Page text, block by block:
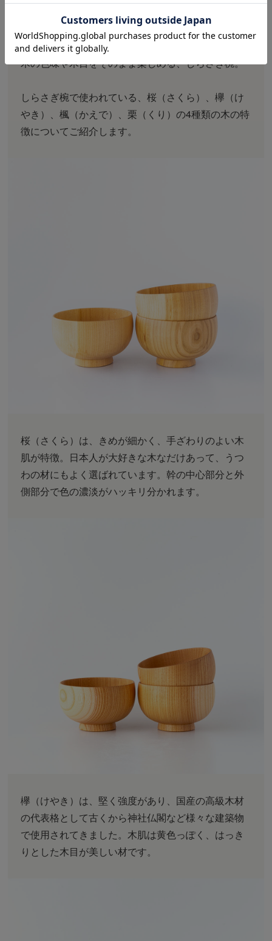
木の色味や木目をそのまま楽しめる、しらさぎ椀。
しらさぎ椀で使われている、桜（さくら）、欅（け
やき）、楓（かえで）、栗（くり）の4種類の木の特
徴についてご紹介します。
桜（さくら）は、きめが細かく、手ざわりのよい木
肌が特徴。日本人が大好きな木なだけあって、うつ
わの材にもよく選ばれています。幹の中心部分と外
側部分で色の濃淡がハッキリ分かれます。
欅（けやき）は、堅く強度があり、国産の高級木材
の代表格として古くから神社仏閣など様々な建築物
で使用されてきました。木肌は黄色っぽく、はっき
りとした木目が美しい材です。